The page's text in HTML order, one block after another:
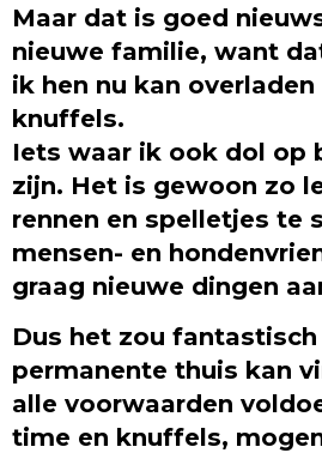
Maar dat is goed
nieuwe familie, want
ik hen nu kan
knuffels.
Iets waar ik ook dol op
zijn. Het is gewoon zo
rennen en spelletjes te
mensen- en
graag nieuwe dingen
Dus het zou
permanente thuis kan
alle voorwaarden
time en knuffels,